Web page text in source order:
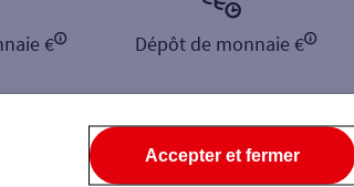
€ Dépôt de monnaie €
Accepter et fermer